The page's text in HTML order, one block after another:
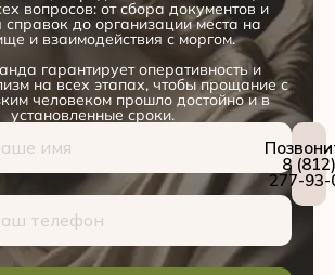
вопросов: от сбора документов и
справок до организации места на
и взаимодействия с моргом.
гарантирует оперативность и
на всех этапах, чтобы прощание с
человеком прошло достойно и в
установленные сроки.
8 (812)
277-93-